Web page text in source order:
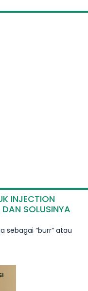
INJECTION
SOLUSINYA
sebagai “burr” atau